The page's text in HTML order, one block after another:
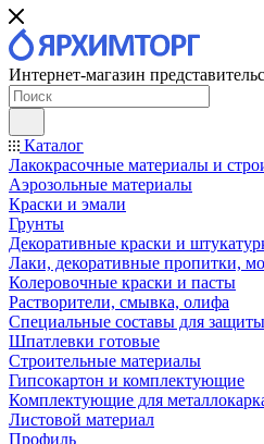
Интернет-магазин
Каталог
Лакокрасочные материалы и
Аэрозольные материалы
Краски и эмали
Грунты
Декоративные краски и
Лаки, декоративные пропитки,
Колеровочные краски и пасты
Растворители, смывка, олифа
Специальные составы для
Шпатлевки готовые
Строительные материалы
Гипсокартон и комплектующие
Комплектующие для
Листовой материал
Профиль